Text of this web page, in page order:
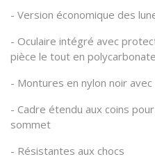
- Version économique des
- Oculaire intégré avec
pièce le tout en polycarbonate
- Montures en nylon noir
- Cadre étendu aux coins
sommet
- Résistantes aux chocs